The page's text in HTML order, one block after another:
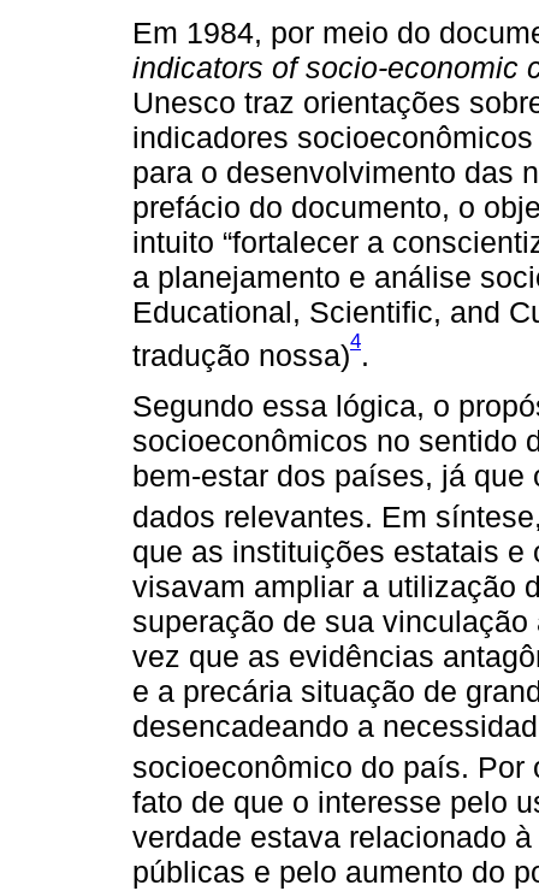
Em 1984, por meio do
indicators of socio-economic
Unesco traz orientações
indicadores
para o desenvolvimento das
prefácio do documento, o
intuito “fortalecer a
a planejamento e análise
Educational, Scientific, and
tradução nossa)4.
Segundo essa lógica, o
socioeconômicos no sentido
bem-estar dos países, já
dados relevantes. Em
que as instituições estatais
visavam ampliar a utilização
superação de sua
vez que as evidências
e a precária situação de
desencadeando a
socioeconômico do país. Por
fato de que o interesse pelo
verdade estava relacionado
públicas e pelo aumento do